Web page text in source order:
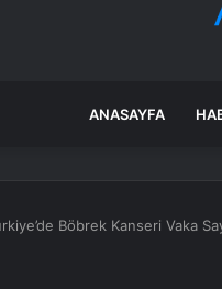
ANASAYFA
Böbrek Kanseri Vaka